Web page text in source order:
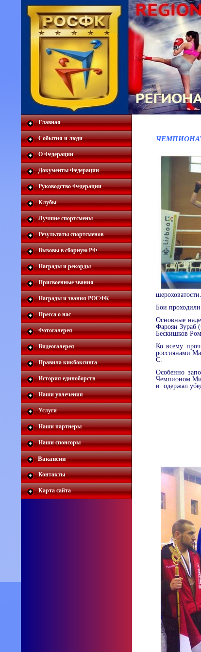
Главная
События и люди
О Федерации
Документы Федерации
Руководство Федерации
Клубы
Лучшие спортсмены
Результаты спортсменов
Вызовы в сборную РФ
Награды и рекорды
Присвоенные звания
Награды и звания РОСФК
Пресса о нас
Фотогалерея
Видеогалерея
Правила кикбоксинга
История единоборств
Наши увлечения
Услуги
Наши партнеры
Наши спонсоры
Вакансии
Контакты
Карта сайта
Бои
Основные
Фароян Зураб (
Бескишков
Ко всему
россиянами
С.
Особенно
Чемпионом
и одержал